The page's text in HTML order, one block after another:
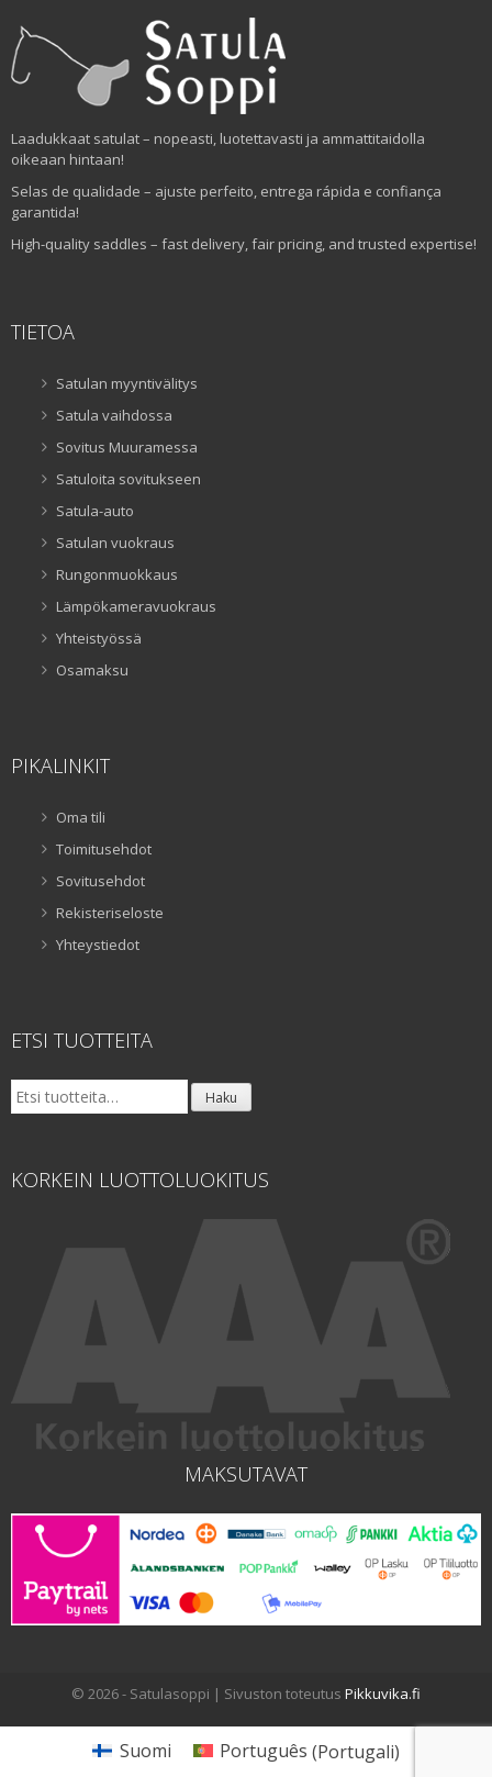
Laadukkaat satulat – nopeasti, luotettavasti ja ammattitaidolla
oikeaan hintaan!
Selas de qualidade – ajuste perfeito, entrega rápida e confiança
garantida!
High-quality saddles – fast delivery, fair pricing, and trusted expertise!
TIETOA
Satulan myyntivälitys
Satula vaihdossa
Sovitus Muuramessa
Satuloita sovitukseen
Satula-auto
Satulan vuokraus
Rungonmuokkaus
Lämpökameravuokraus
Yhteistyössä
Osamaksu
PIKALINKIT
Oma tili
Toimitusehdot
Sovitusehdot
Rekisteriseloste
Yhteystiedot
ETSI TUOTTEITA
Etsi: Haku
KORKEIN LUOTTOLUOKITUS
MAKSUTAVAT
© 2026 - Satulasoppi | Sivuston toteutus Pikkuvika.fi
Suomi Português (Portugali)